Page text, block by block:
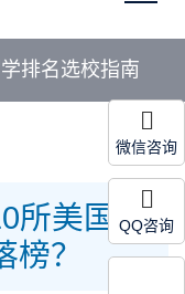
排名选校指南
所美国大
？
微信咨询
QQ咨询